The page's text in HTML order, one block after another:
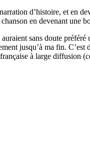
d’histoire, et en
en devenant une
sans doute préféré
jusqu’à ma fin.
à large diffusion